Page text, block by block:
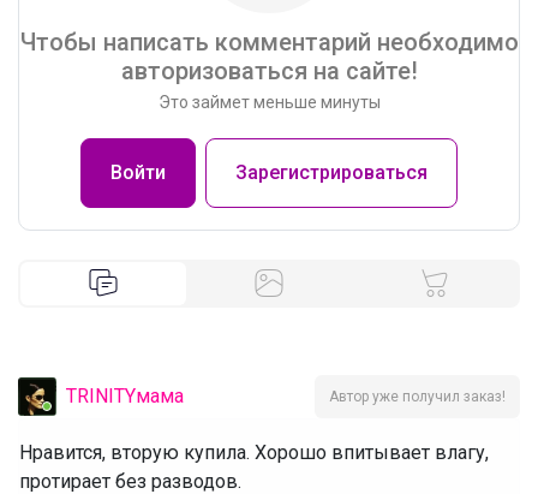
Чтобы написать комментарий необходимо
авторизоваться на сайте!
Это займет меньше минуты
Войти Зарегистрироваться
TRINITYмама Автор уже получил заказ!
Нравится, вторую купила. Хорошо впитывает влагу,
протирает без разводов.